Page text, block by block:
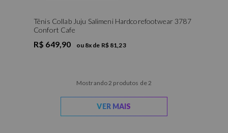
Tênis Collab Juju Salimeni Hardcorefootwear 3787
Confort Cafe
R$ 649,90 ou 8x de R$ 81,23
Mostrando 2 produtos de 2
VER MAIS